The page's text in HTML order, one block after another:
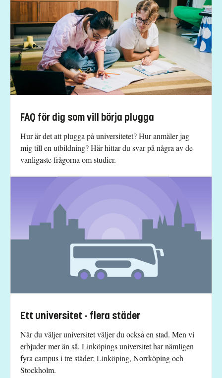
FAQ för dig som vill börja plugga
Hur är det att plugga på universitetet? Hur anmäler jag
mig till en utbildning? Här hittar du svar på några av de
vanligaste frågorna om studier.
Ett universitet - flera städer
När du väljer universitet väljer du också en stad. Men vi
erbjuder mer än så. Linköpings universitet har nämligen
fyra campus i tre städer; Linköping, Norrköping och
Stockholm.